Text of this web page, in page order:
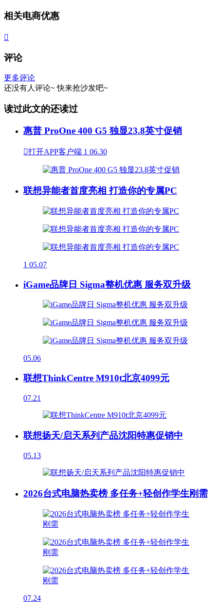
相关电商优惠

评论
更多评论
还没有人评论~ 快来抢沙发吧~
读过此文的还读过
惠普 ProOne 400 G5 独显23.8英寸促销
打开APP客户端 1 06.30
联想异能者首度亮相 打造你的专属PC
1 05.07
iGame品牌日 Sigma整机优惠 服务双升级
05.06
联想ThinkCentre M910t北京4099元
07.21
联想扬天/启天系列产品沈阳特惠促销中
05.13
2026台式电脑热卖榜 多任务+轻创作学生刚需
07.24